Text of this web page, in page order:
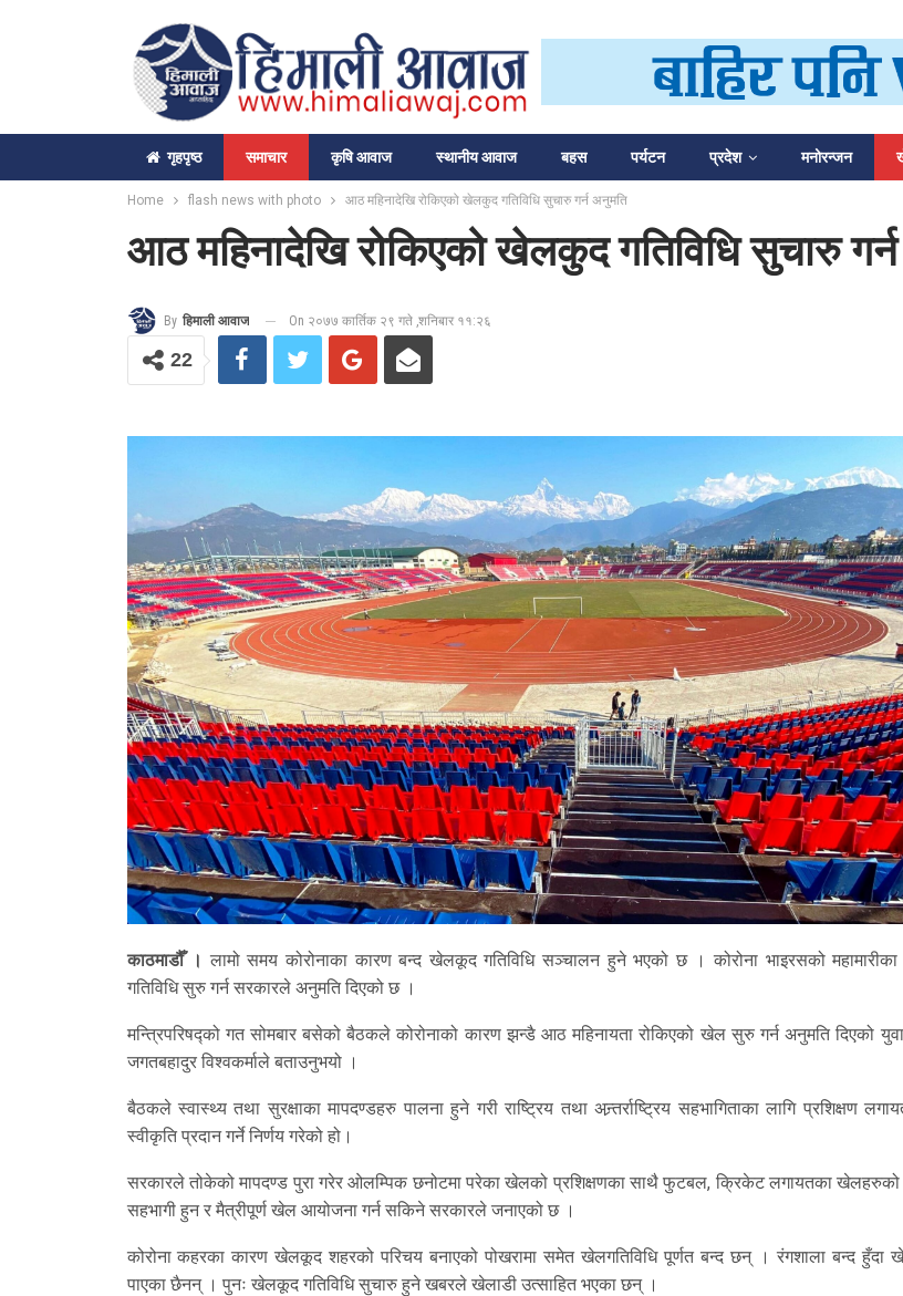
गृहपृष्‍ठ समाचार कृषि आवाज स्थानीय आवाज बहस पर्यटन प्रदेश मनोरन्जन
Home flash news with photo आठ महिनादेखि रोकिएको खेलकुद गतिविधि सुचारु गर्न अनुमति
आठ महिनादेखि रोकिएको खेलकुद गतिविधि सुचारु
By हिमाली आवाज On २०७७ कार्तिक २९ गते ,शनिबार ११:२६
22
काठमाडौँ । लामो समय कोरोनाका कारण बन्द खेलकूद गतिविधि सञ्चालन हुने भएको छ । कोरोना भाइरसको
गतिविधि सुरु गर्न सरकारले अनुमति दिएको छ ।
मन्त्रिपरिषद्को गत सोमबार बसेको बैठकले कोरोनाको कारण झन्डै आठ महिनायता रोकिएको खेल सुरु गर्न अनुमति दिएको
जगतबहादुर विश्वकर्माले बताउनुभयो ।
बैठकले स्वास्थ्य तथा सुरक्षाका मापदण्डहरु पालना हुने गरी राष्ट्रिय तथा अन्र्तर्राष्ट्रिय सहभागिताका लागि प्रशिक्षण
स्वीकृति प्रदान गर्ने निर्णय गरेको हो।
सरकारले तोकेको मापदण्ड पुरा गरेर ओलम्पिक छनोटमा परेका खेलको प्रशिक्षणका साथै फुटबल, क्रिकेट लगायतका खेलहरुको
सहभागी हुन र मैत्रीपूर्ण खेल आयोजना गर्न सकिने सरकारले जनाएको छ ।
कोरोना कहरका कारण खेलकूद शहरको परिचय बनाएको पोखरामा समेत खेलगतिविधि पूर्णत बन्द छन् । रंगशाला बन्द हुँदा
पाएका छैनन् । पुनः खेलकूद गतिविधि सुचारु हुने खबरले खेलाडी उत्साहित भएका छन् ।